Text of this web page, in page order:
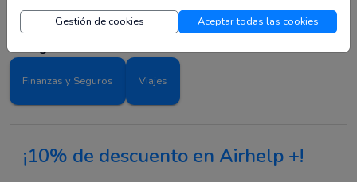
Categorías
Finanzas y Seguros Viajes
¡10% de descuento en Airhelp +!
Gestión de cookies Aceptar todas las cookies